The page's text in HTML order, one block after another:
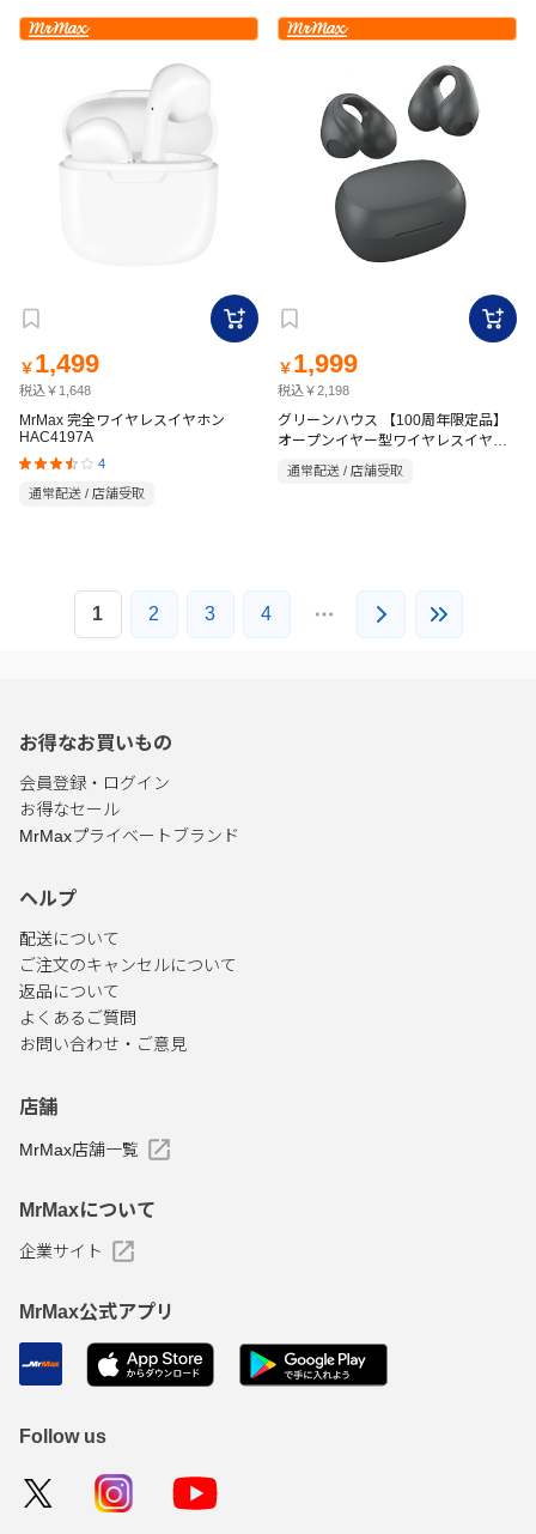
￥ 1,499
税込￥1,648
MrMax 完全ワイヤレスイヤホン
HAC4197A
4
通常配送 / 店舗受取
￥ 1,999
税込￥2,198
グリーンハウス 【100周年限定品】
オープンイヤー型ワイヤレスイヤホ
ン SBC AAC GH-OWSCMR-BK
通常配送 / 店舗受取
1 2 3 4
お得なお買いもの
会員登録・ログイン
お得なセール
MrMaxプライベートブランド
ヘルプ
配送について
ご注文のキャンセルについて
返品について
よくあるご質問
お問い合わせ・ご意見
店舗
MrMax店舗一覧
MrMaxについて
企業サイト
MrMax公式アプリ
Follow us